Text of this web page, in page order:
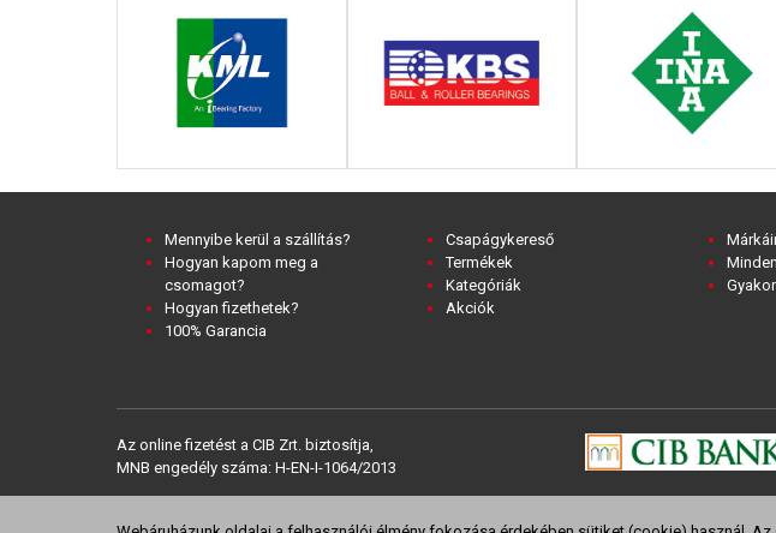
Mennyibe kerül a szállítás?
Hogyan kapom meg a
csomagot?
Hogyan fizethetek?
100% Garancia
Csapágykereső
Termékek
Kategóriák
Akciók
Az online fizetést a CIB Zrt. biztosítja,
MNB engedély száma: H-EN-I-1064/2013